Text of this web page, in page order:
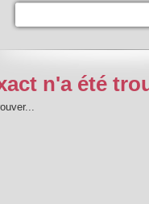
n'a été